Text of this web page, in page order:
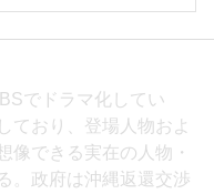
でドラマ化してい
ており、登場人物およ
像できる実在の人物・
。政府は沖縄返還交渉